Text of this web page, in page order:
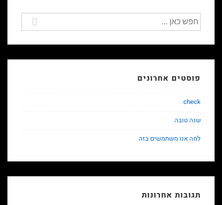
חיפוש
עבור:
פוסטים אחרונים
check
שנה טובה
למה אנו משתמשים בזה
תגובות אחרונות